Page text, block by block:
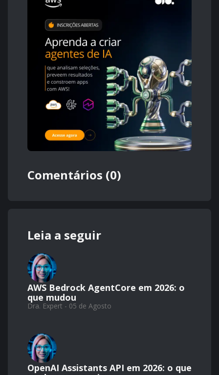
Comentários (0)
Leia a seguir
AWS Bedrock AgentCore em 2026: o
que mudou
Dra. Expert - 05 de Agosto
OpenAI Assistants API em 2026: o que